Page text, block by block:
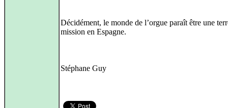
Décidément, le monde de l’orgue paraît être une
mission en Espagne.
Stéphane Guy